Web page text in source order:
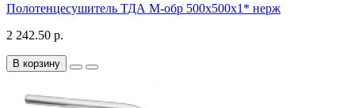
Полотенцесушитель ТДА М-обр 500х500х1* нерж
2 242.50 р.
В корзину